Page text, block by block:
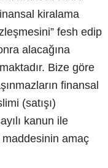
kiralama
fesh edip
alacağına
Bize göre
finansal
(satışı)
kanun ile
amaç